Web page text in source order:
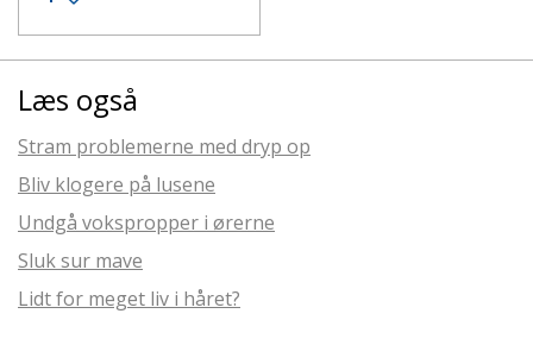
Læs også
Stram problemerne med dryp op
Bliv klogere på lusene
Undgå vokspropper i ørerne
Sluk sur mave
Lidt for meget liv i håret?